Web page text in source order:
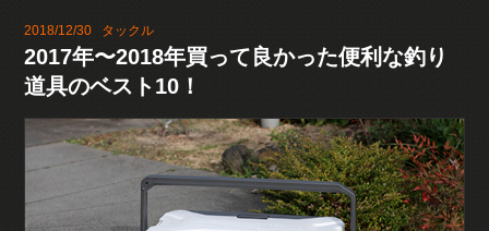
2018/12/30 タックル
2017年〜2018年買って良かった便利な釣り
道具のベスト10！